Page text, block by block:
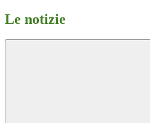
Le notizie